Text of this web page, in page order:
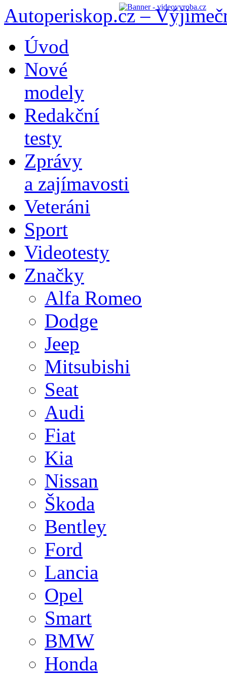
Autoperiskop.cz –
obsahu
webu
Úvod
Nové
modely
Redakční
testy
Zprávy
a zajímavosti
Veteráni
Sport
Videotesty
Značky
Alfa Romeo
Dodge
Jeep
Mitsubishi
Seat
Audi
Fiat
Kia
Nissan
Škoda
Bentley
Ford
Lancia
Opel
Smart
BMW
Honda